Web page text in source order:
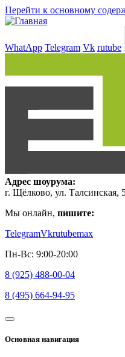
Перейти к основному
WhatApp Telegram Vk rutube
Адрес шоурума:
г. Щёлково, ул. Талсинская,
Мы онлайн, пишите:
TelegramVkrutubemax
Пн-Вс: 9:00-20:00
8 (925) 488-00-04
8 (495) 664-94-95
Основная навигация